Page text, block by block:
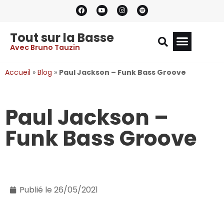
Tout sur la Basse
Avec Bruno Tauzin
Accueil » Blog » Paul Jackson – Funk Bass Groove
Paul Jackson –
Funk Bass Groove
Publié le 26/05/2021